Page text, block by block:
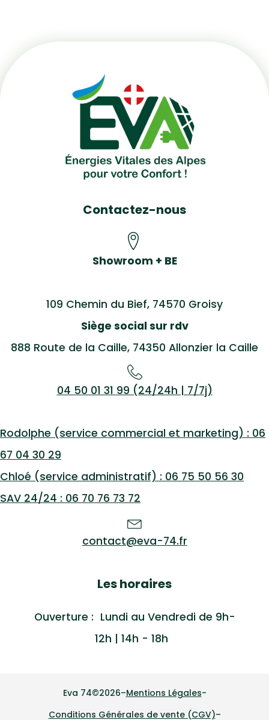
Contactez-nous
Showroom + BE
109 Chemin du Bief, 74570 Groisy
Siège social sur rdv
888 Route de la Caille, 74350 Allonzier la Caille
04 50 01 31 99 (24/24h | 7/7j)
Rodolphe (service commercial et marketing) : 06
67 04 30 29
Chloé (service administratif) : 06 75 50 56 30
SAV 24/24 : 06 70 76 73 72
contact@eva-74.fr
Les horaires
Ouverture : Lundi au Vendredi de 9h-
12h | 14h - 18h
Eva 74©2026–Mentions Légales-
Conditions Générales de vente (CGV)–